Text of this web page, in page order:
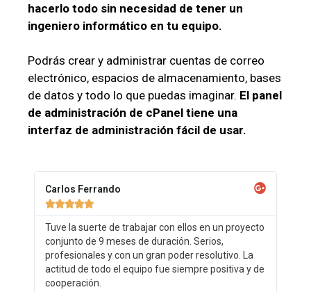
hacerlo todo sin necesidad de tener un
ingeniero informático en tu equipo.
Podrás crear y administrar cuentas de correo
electrónico, espacios de almacenamiento, bases
de datos y todo lo que puedas imaginar. El panel
de administración de cPanel tiene una
interfaz de administración fácil de usar.
Carlos Ferrando

Tuve la suerte de trabajar con ellos en un proyecto
conjunto de 9 meses de duración. Serios,
profesionales y con un gran poder resolutivo. La
actitud de todo el equipo fue siempre positiva y de
cooperación.